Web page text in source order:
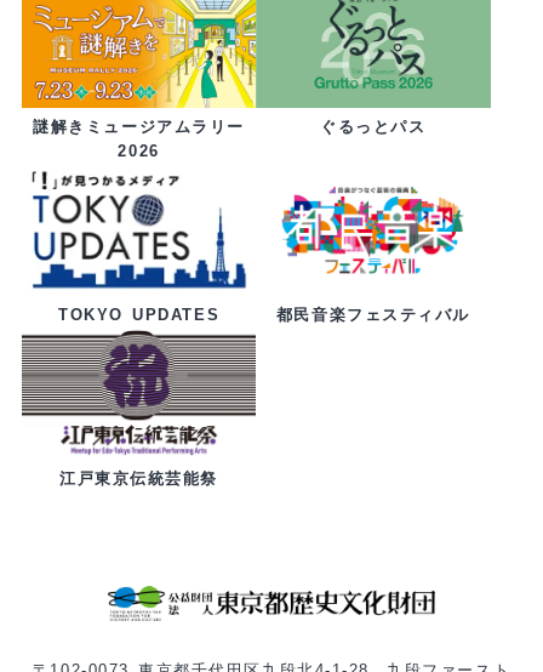
謎解きミュージアムラリー
2026
ぐるっとパス
TOKYO UPDATES 都民音楽フェスティバル
江戸東京伝統芸能祭